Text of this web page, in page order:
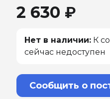
2 630 ₽
Нет в наличии: К
сейчас недоступен
Сообщить о